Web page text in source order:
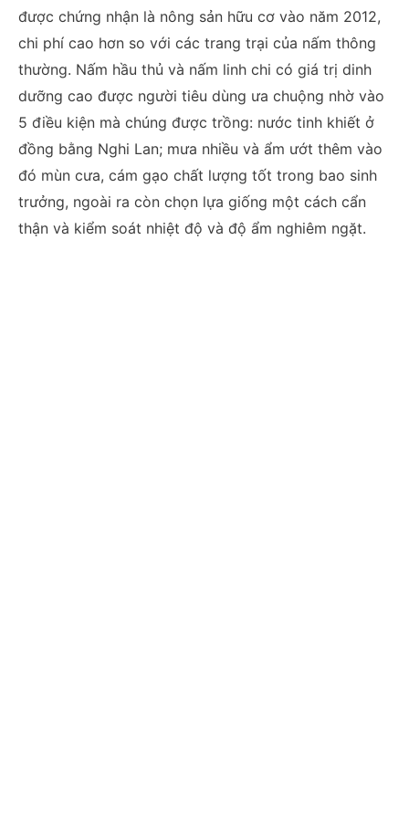
được chứng nhận là nông sản hữu cơ vào năm 2012,
chi phí cao hơn so với các trang trại của nấm thông
thường. Nấm hầu thủ và nấm linh chi có giá trị dinh
dưỡng cao được người tiêu dùng ưa chuộng nhờ vào
5 điều kiện mà chúng được trồng: nước tinh khiết ở
đồng bằng Nghi Lan; mưa nhiều và ẩm ướt thêm vào
đó mùn cưa, cám gạo chất lượng tốt trong bao sinh
trưởng, ngoài ra còn chọn lựa giống một cách cẩn
thận và kiểm soát nhiệt độ và độ ẩm nghiêm ngặt.